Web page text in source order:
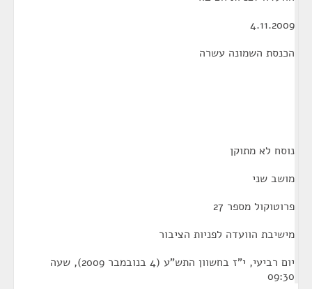
4.11.2009
הכנסת השמונה עשרה
נוסח לא מתוקן
מושב שני
פרוטוקול מספר 27
מישיבת הוועדה לפניות הציבור
יום רביעי, י"ז בחשוון התש"ע (4 בנובמבר 2009), שעה
09:30